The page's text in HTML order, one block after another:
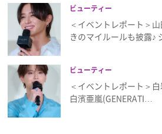
ビューティー
＜イベントレポート＞
きのマイルールも披露♪
ビューティー
＜イベントレポート＞
白濱亜嵐(GENERATI…